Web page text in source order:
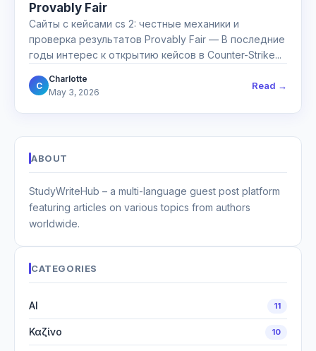
Provably Fair
Сайты с кейсами cs 2: честные механики и
проверка результатов Provably Fair — В последние
годы интерес к открытию кейсов в Counter-Strike...
C
Charlotte
May 3, 2026
Read →
ABOUT
StudyWriteHub – a multi-language guest post platform
featuring articles on various topics from authors
worldwide.
CATEGORIES
AI 11
Καζίνο 10